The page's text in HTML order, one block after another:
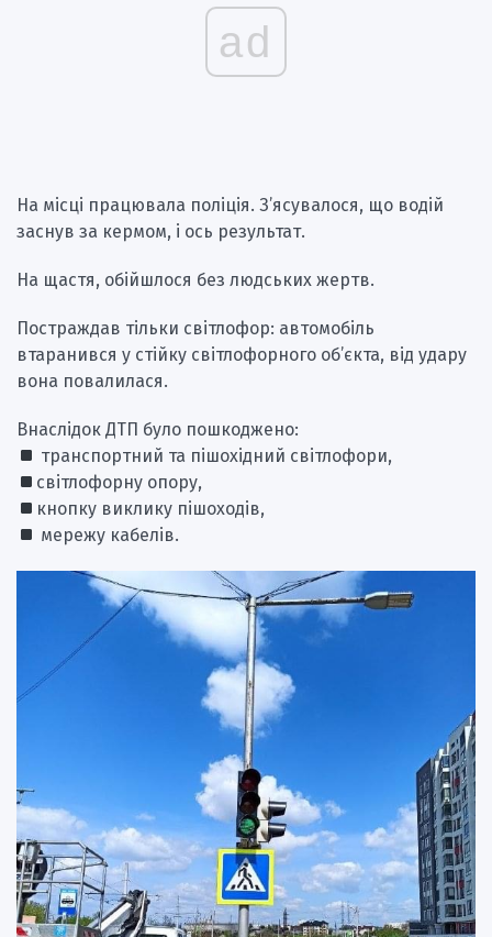
ad
На місці працювала поліція. З’ясувалося, що водій
заснув за кермом, і ось результат.
На щастя, обійшлося без людських жертв.
Постраждав тільки світлофор: автомобіль
втаранився у стійку світлофорного об’єкта, від удару
вона повалилася.
Внаслідок ДТП було пошкоджено:
транспортний та пішохідний світлофори,
світлофорну опору,
кнопку виклику пішоходів,
мережу кабелів.